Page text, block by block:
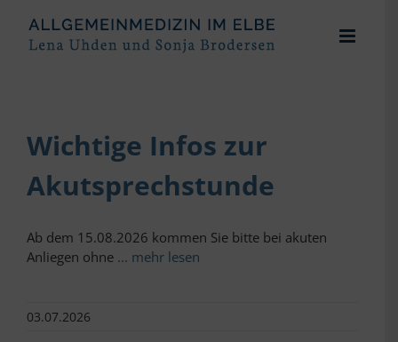
Inhalt
springen
Wichtige Infos zur
Akutsprechstunde
Ab dem 15.08.2026 kommen Sie bitte bei akuten
Anliegen ohne ... mehr lesen
03.07.2026